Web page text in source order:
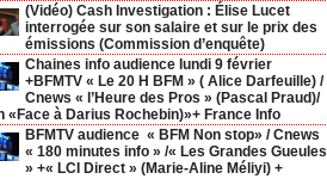
(Vidéo) Cash Investigation : Élise Lucet
interrogée sur son salaire et sur le prix des
émissions (Commission d’enquête)
Chaines info audience lundi 9 février
+BFMTV « Le 20 H BFM » ( Alice Darfeuille) /
Cnews « l’Heure des Pros » (Pascal Praud)/
«Face à Darius Rochebin)»+ France Info
BFMTV audience « BFM Non stop» / Cnews
« 180 minutes info » /« Les Grandes Gueules
» +« LCI Direct » (Marie-Aline Méliyi) +